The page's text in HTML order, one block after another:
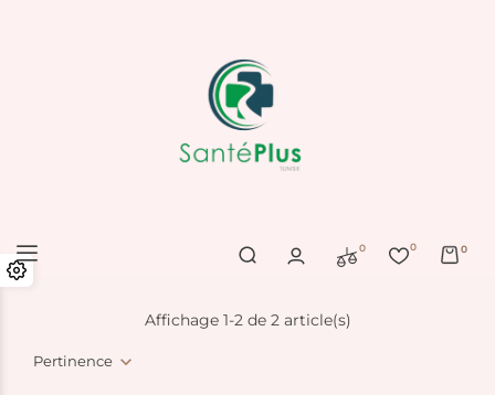
0 0 0
Pertinence
Affichage 1-2 de 2 article(s)